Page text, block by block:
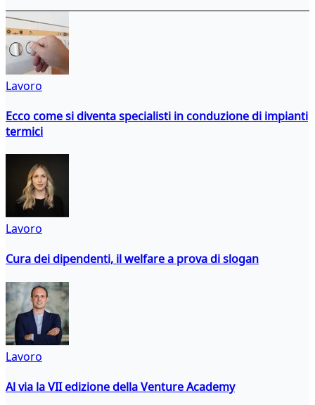
Lavoro
Ecco come si diventa specialisti in conduzione di impianti
termici
Lavoro
Cura dei dipendenti, il welfare a prova di slogan
Lavoro
Al via la VII edizione della Venture Academy